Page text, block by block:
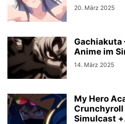
20. März 2025
Gachiakuta
Anime im
14. März 2025
My Hero
Simulcast